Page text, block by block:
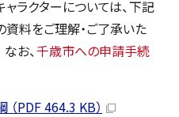
ラクターについては、下記
料をご理解・ご了承いた
お、千歳市への申請手続
PDF 464.3 KB）